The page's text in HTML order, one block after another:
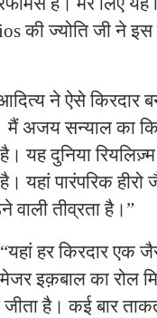
की ज्योति जी ने इस
ने ऐसे किरदार
अजय सन्याल का
है। यह दुनिया
यहां पारंपरिक
तीव्रता है।”
हर किरदार एक
इक़बाल का रोल
है। कई बार